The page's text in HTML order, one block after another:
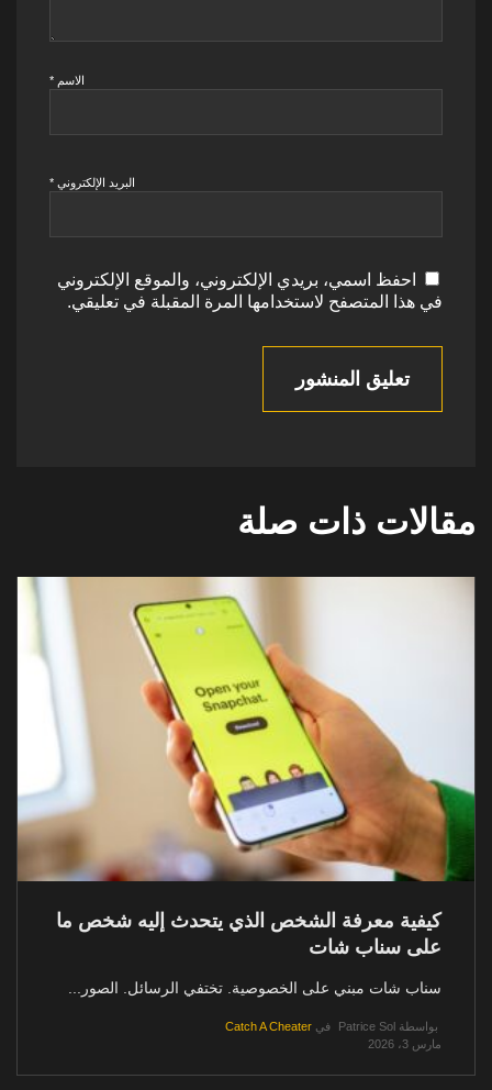
الاسم *
البريد الإلكتروني *
احفظ اسمي، بريدي الإلكتروني، والموقع الإلكتروني
في هذا المتصفح لاستخدامها المرة المقبلة في تعليقي.
تعليق المنشور
مقالات ذات صلة
كيفية معرفة الشخص الذي يتحدث إليه شخص ما
على سناب شات
سناب شات مبني على الخصوصية. تختفي الرسائل. الصور...
بواسطة Patrice Sol في Catch A Cheater
مارس 3، 2026